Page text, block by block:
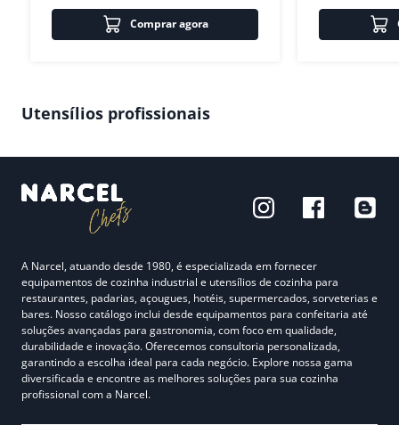
Comprar agora
Utensílios profissionais
A Narcel, atuando desde 1980, é especializada em fornecer
equipamentos de cozinha industrial e utensílios de cozinha para
restaurantes, padarias, açougues, hotéis, supermercados, sorveterias e
bares. Nosso catálogo inclui desde equipamentos para confeitaria até
soluções avançadas para gastronomia, com foco em qualidade,
durabilidade e inovação. Oferecemos consultoria personalizada,
garantindo a escolha ideal para cada negócio. Explore nossa gama
diversificada e encontre as melhores soluções para sua cozinha
profissional com a Narcel.